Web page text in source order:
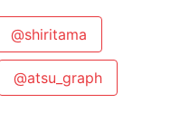
@shiritama
@atsu_graph